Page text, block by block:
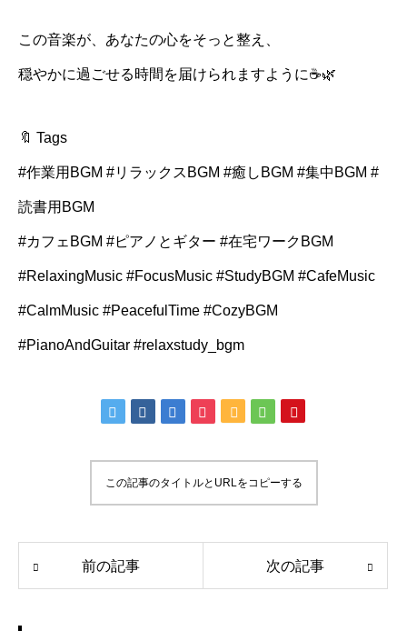
この音楽が、あなたの心をそっと整え、
穏やかに過ごせる時間を届けられますように☕🌿
🔖 Tags
#作業用BGM #リラックスBGM #癒しBGM #集中BGM #
読書用BGM
#カフェBGM #ピアノとギター #在宅ワークBGM
#RelaxingMusic #FocusMusic #StudyBGM #CafeMusic
#CalmMusic #PeacefulTime #CozyBGM
#PianoAndGuitar #relaxstudy_bgm
この記事のタイトルとURLをコピーする
前の記事 次の記事